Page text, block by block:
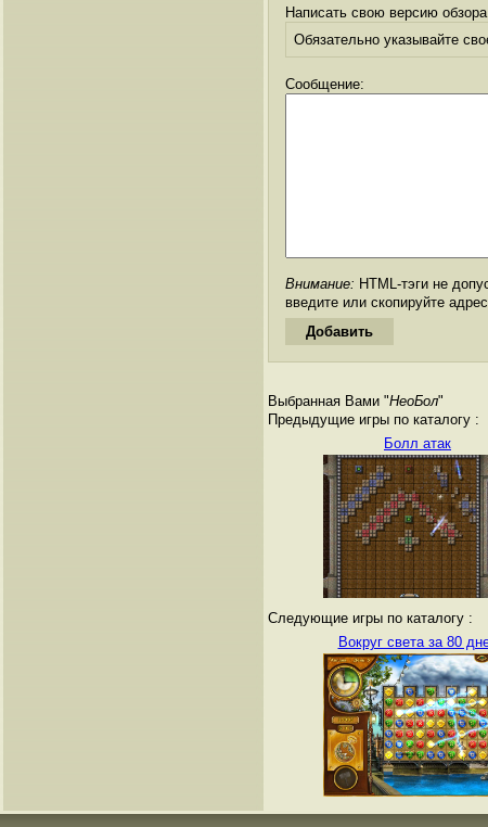
Написать свою версию обзора
Обязательно указывайте
Сообщение:
Внимание: HTML-тэги не
введите или скопируйте
Выбранная Вами "НеоБол"
Предыдущие игры по каталогу :
Болл атак
Следующие игры по каталогу :
Вокруг света за 80